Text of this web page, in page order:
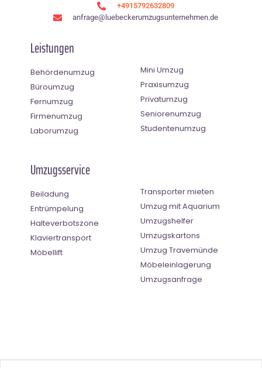
+4915792632809
anfrage@luebeckerumzugsunternehmen.de
Leistungen
Behördenumzug
Büroumzug
Fernumzug
Firmenumzug
Laborumzug
Mini Umzug
Praxisumzug
Privatumzug
Seniorenumzug
Studentenumzug
Umzugsservice
Beiladung
Entrümpelung
Halteverbotszone
Klaviertransport
Möbellift
Transporter mieten
Umzug mit Aquarium
Umzugshelfer
Umzugskartons
Umzug Travemünde
Möbeleinlagerung
Umzugsanfrage